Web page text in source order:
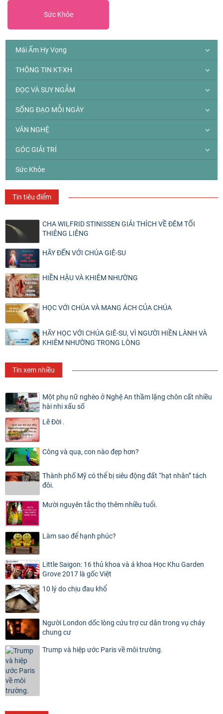
Sức Khỏe
Mái Ấm Hy Vọng
THÔNG TIN KT-XH
ĐỌC VÀ SUY NGẪM
SỐNG ĐẠO MỖI NGÀY
VĂN NGHỆ
GÓC GIẢI TRÍ
Sức Khỏe
Tin tiêu điểm
CHA WILFRID STINISSEN GIẢI THÍCH VỀ ĐÊM TỐI
THIÊNG LIÊNG
HÃY ĐẾN VỚI CHÚA GIÊ-SU
HIỀN HẬU VÀ KHIÊM NHƯỜNG
HỌC VỚI CHÚA VÀ MANG ÁCH CỦA CHÚA
HÃY HỌC VỚI CHÚA GIÊ-SU, VÌ NGƯỜI HIỀN LÀNH VÀ
KHIÊM NHƯỜNG TRONG LÒNG
Tin xem nhiều
Một phụ nữ nghèo ở Nghệ An thầm lặng chôn cất nhiều
hài nhi xấu số
Lẽ Đời .
Công và quạ, con nào đẹp hơn?
Thành phố Mỹ có thể bị siêu động đất “hạt nhân” tách
đôi.
Mười nguyên tắc thọ thêm nhiều tuổi.
Làm sao để hạnh phúc?
Little Saigon: 16 thủ khoa và á khoa Học Khu Garden
Grove 2017 là gốc Việt
10 lý do chịu đau khổ
Người London dốc lòng cứu trợ cư dân trong vụ cháy
chung cư
Trump và hiệp ước Paris về môi trường.